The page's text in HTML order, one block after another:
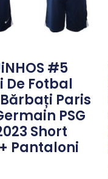
#5
De Fotbal
Paris
PSG
Short
Pantaloni